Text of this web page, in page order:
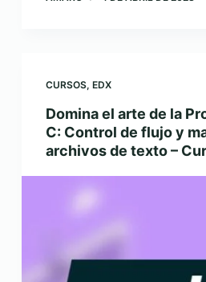
CURSOS, EDX
Domina el arte de la
C: Control de flujo y
archivos de texto –